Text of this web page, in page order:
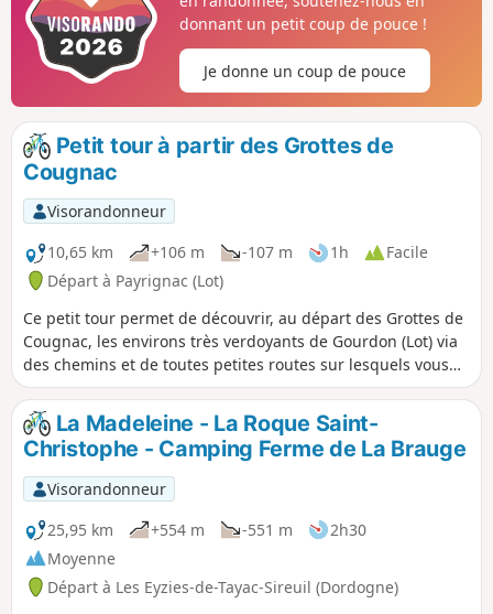
donnant un petit coup de pouce !
Je donne un coup de pouce
Petit tour à partir des Grottes de
Cougnac
Visorandonneur
10,65 km
+106 m -107 m 1h
Facile
Départ à Payrignac (Lot)
Ce petit tour permet de découvrir, au départ des Grottes de
Cougnac, les environs très verdoyants de Gourdon (Lot) via
des chemins et de toutes petites routes sur lesquels vous
observerez bâtisses, paysages typiques de cette région
particulière qu'est la Bouriane.
La Madeleine - La Roque Saint-
Christophe - Camping Ferme de La Brauge
Visorandonneur
25,95 km
+554 m -551 m
2h30
Moyenne
Départ à Les Eyzies-de-Tayac-Sireuil (Dordogne)